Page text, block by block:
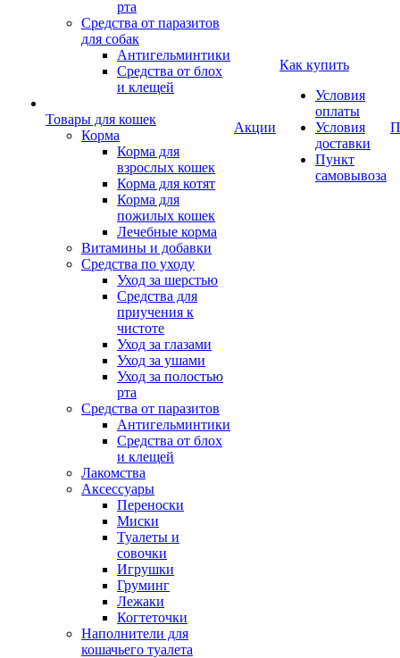
рта
Средства от паразитов
для собак
Антигельминтики
Средства от блох
и клещей
Товары для кошек
Корма
Корма для
взрослых кошек
Корма для котят
Корма для
пожилых кошек
Лечебные корма
Витамины и добавки
Средства по уходу
Уход за шерстью
Средства для
приучения к
чистоте
Уход за глазами
Уход за ушами
Уход за полостью
рта
Средства от паразитов
Антигельминтики
Средства от блох
и клещей
Лакомства
Аксессуары
Переноски
Миски
Туалеты и
совочки
Игрушки
Груминг
Лежаки
Когтеточки
Наполнители для
кошачьего туалета
Акции
Как купить
Условия
оплаты
Условия
доставки
Пункт
самовывоза